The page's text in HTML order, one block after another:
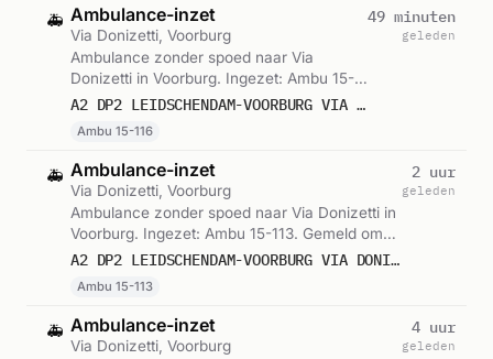
🚑 Ambulance-inzet
Via Donizetti, Voorburg
Ambulance zonder spoed naar Via
Donizetti in Voorburg. Ingezet: Ambu 15-
116. Gemeld om 23:39.
A2 DP2 LEIDSCHENDAM-VOORBURG VIA DONIZETTI VOORB VWS 15116
Ambu 15-116
49 minuten
geleden
🚑 Ambulance-inzet
Via Donizetti, Voorburg
Ambulance zonder spoed naar Via Donizetti in
Voorburg. Ingezet: Ambu 15-113. Gemeld om
22:15.
A2 DP2 LEIDSCHENDAM-VOORBURG VIA DONIZETTI VOORB VWS 15113
Ambu 15-113
2 uur
geleden
🚑 Ambulance-inzet
Via Donizetti, Voorburg
4 uur
geleden